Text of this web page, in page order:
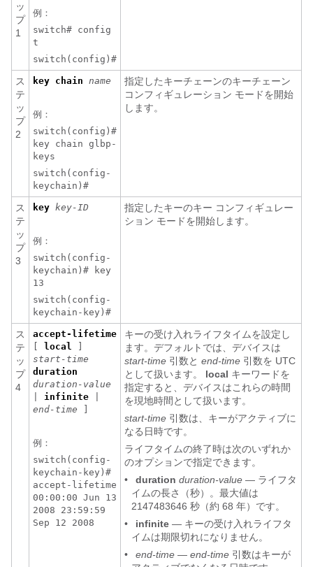
ッ
プ
1
例：
switch# config
t
switch(config)#
ス
テ
ッ
プ
2
key chain name
例：
switch(config)#
key chain glbp-
keys
switch(config-
keychain)#
指定したキーチェーンのキーチェーン
コンフィギュレーション モードを開始
します。
ス
テ
ッ
プ
3
key key-ID
例：
switch(config-
keychain)# key
13
switch(config-
keychain-key)#
指定したキーのキー コンフィギュレー
ション モードを開始します。
ス
テ
ッ
プ
4
accept-lifetime
local
start-time
duration
duration-value
infinite
end-time
例：
switch(config-
keychain-key)#
accept-lifetime
00:00:00 Jun 13
2008 23:59:59
Sep 12 2008
キーの受け入れライフタイムを設定し
ます。デフォルトでは、デバイスは
start-time 引数と end-time 引数を UTC
として扱います。
local キーワードを
指定すると、デバイスはこれらの時間
を現地時間として扱います。
start-time 引数は、キーがアクティブに
なる日時です。
ライフタイムの終了時は次のいずれか
のオプションで指定できます。
•
duration duration-value ― ライフタ
イムの長さ（秒）。最大値は
2147483646 秒（約 68 年）です。
•
infinite ― キーの受け入れライフタ
イムは期限切れになりません。
•
end-time ― end-time 引数はキーが